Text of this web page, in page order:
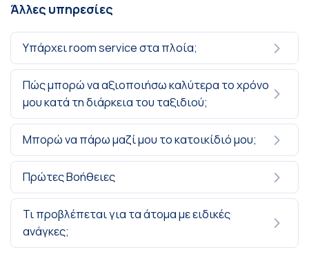
Άλλες υπηρεσίες
Υπάρχει room service στα πλοία;
Πώς μπορώ να αξιοποιήσω καλύτερα το χρόνο
μου κατά τη διάρκεια του ταξιδιού;
Μπορώ να πάρω μαζί μου το κατοικίδιό μου;
Πρώτες Βοήθειες
Τι προβλέπεται για τα άτομα με ειδικές
ανάγκες;